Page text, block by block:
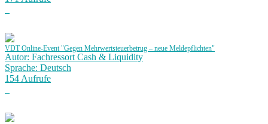
VDT Online-Event "Gegen Mehrwertsteuerbetrug – neue Meldepflichten"
Autor: Fachressort Cash & Liquidity
Sprache: Deutsch
154 Aufrufe